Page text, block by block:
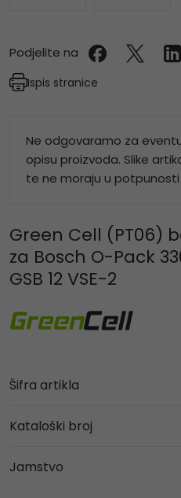
Podjelite na
Ispis stranice
Ne odgovaramo za
opisu proizvoda. Slike
te ne moraju u
Green Cell (PT06)
za Bosch O-Pack
GSB 12 VSE-2
Šifra artikla
Kataloški broj
Jamstvo